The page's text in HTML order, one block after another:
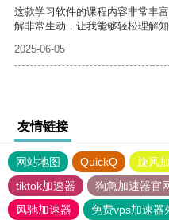
这款学习软件的课程内容非常丰
解非常生动，让我能够轻松理解知
2025-06-05
友情链接
网站地图 QuickQ 旋风
tiktok加速器
狗急加速器官
风驰加速器
免费vps加速器